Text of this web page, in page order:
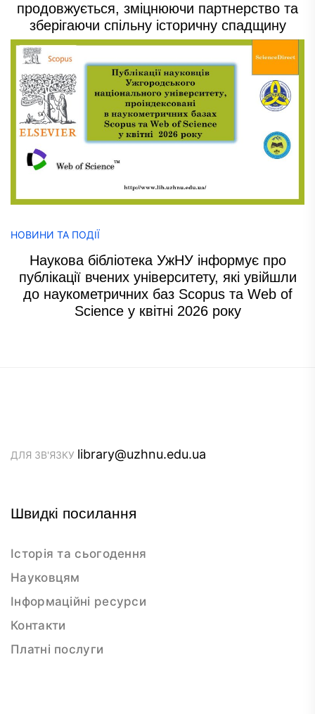
продовжується, зміцнюючи партнерство та
зберігаючи спільну історичну спадщину
НОВИНИ ТА ПОДІЇ
Наукова бібліотека УжНУ інформує про
публікації вчених університету, які увійшли
до наукометричних баз Scopus та Web of
Science у квітні 2026 року
ДЛЯ ЗВ'ЯЗКУ library@uzhnu.edu.ua
Швидкі посилання
Історія та сьогодення
Науковцям
Інформаційні ресурси
Контакти
Платні послуги